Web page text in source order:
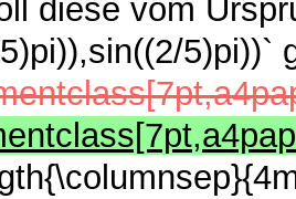
diese vom
5)pi))`